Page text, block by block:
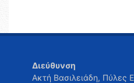
Διεύθυνση
Ακτή Βασιλειάδη, Πύλες